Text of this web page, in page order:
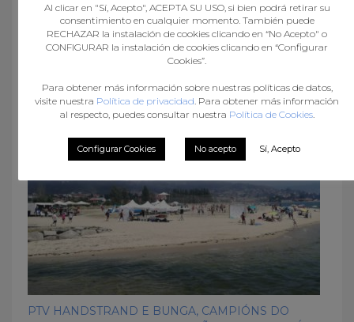
ESTA FIN DE SEMANA AS SELECCIÓNS GALEGAS
INFANTÍS E CADETES XOGARÁN UN TORNEO EN
ADESTRARÁN EN PORTAS
PTV HANDSTRAND E BUNGA, CAMPIÓNS DO
Al clicar en "Sí, Acepto", ACEPTA SU USO, si bien podrá retirar su
consentimiento en cualquier momento. También puede
RECHAZAR la instalación de cookies clicando en “No Acepto" o
CONFIGURAR la instalación de cookies clicando en “Configurar
Cookies”.
Para obtener más información sobre nuestras políticas de datos,
visite nuestra Política de privacidad . Para obtener más información
al respecto, puedes consultar nuestra Política de Cookies.
Configurar Cookies No acepto Sí, Acepto